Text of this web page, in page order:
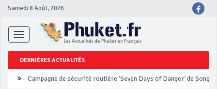
Samedi 8 Août, 2026
Toggle
navigation
DERNIÈRES ACTUALITÉS
Un touriste français blessé en se faisant arracher son collier en